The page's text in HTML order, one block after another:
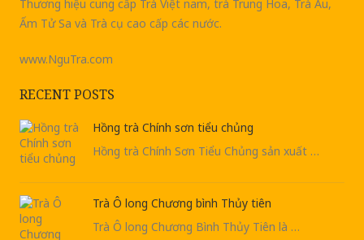
Thương hiệu cung cấp Trà Việt nam, trà Trung Hoa, Trà Âu,
Ấm Tử Sa và Trà cụ cao cấp các nước.
www.NguTra.com
RECENT POSTS
Hồng trà Chính sơn tiểu chủng
Hồng trà Chính Sơn Tiểu Chủng sản xuất …
Trà Ô long Chương bình Thủy tiên
Trà Ô long Chương Bình Thủy Tiên là …